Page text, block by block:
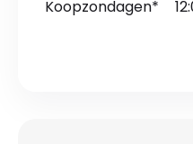
Koopzondagen*